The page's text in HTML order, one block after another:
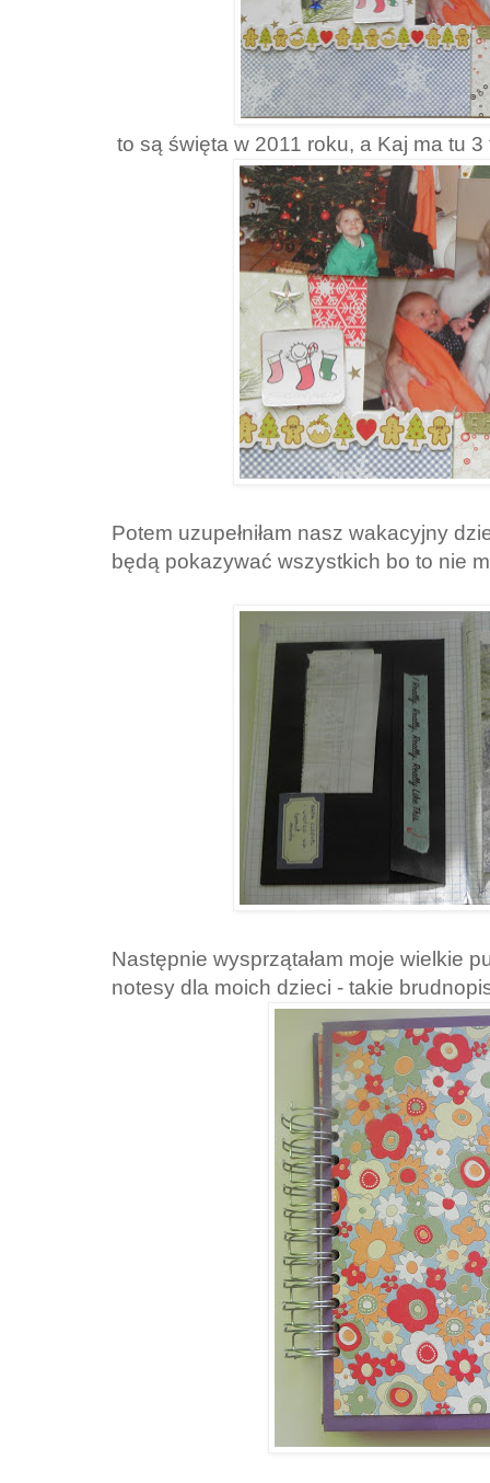
to są święta w 2011 roku, a Kaj ma tu
Potem uzupełniłam nasz wakacyjny
będą pokazywać wszystkich bo to nie
Następnie wysprzątałam moje wielkie
notesy dla moich dzieci - takie